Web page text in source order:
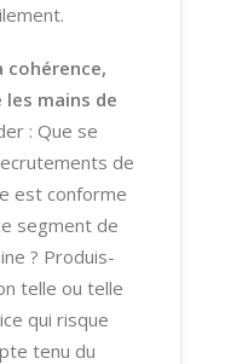
cohérence,
mains de
: Que se
de
est conforme
segment de
? Produis-
telle ou telle
qui risque
tenu du